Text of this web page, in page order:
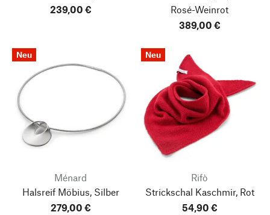
239,00 €
Rosé-Weinrot
389,00 €
Neu
Ménard
Halsreif Möbius, Silber
279,00 €
Neu
Rifò
Strickschal Kaschmir, Rot
54,90 €